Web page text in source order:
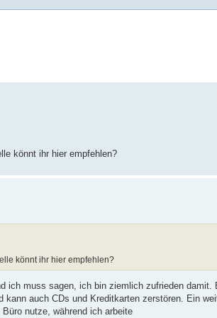
könnt ihr hier empfehlen?
könnt ihr hier empfehlen?
ich muss sagen, ich bin ziemlich zufrieden damit.
auch CDs und Kreditkarten zerstören. Ein
nutze, während ich arbeite